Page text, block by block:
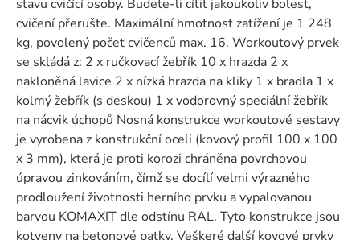
stavu cvičící osoby. Budete-li cítit jakoukoliv bolest,
cvičení přerušte. Maximální hmotnost zatížení je 1 248
kg, povolený počet cvičenců max. 16. Workoutový prvek
se skládá z: 2 x ručkovací žebřík 10 x hrazda 2 x
nakloněná lavice 2 x nízká hrazda na kliky 1 x bradla 1 x
kolmý žebřík (s deskou) 1 x vodorovný speciální žebřík
na nácvik úchopů Nosná konstrukce workoutové sestavy
je vyrobena z konstrukční oceli (kovový profil 100 x 100
x 3 mm), která je proti korozi chráněna povrchovou
úpravou zinkováním, čímž se docílí velmi výrazného
prodloužení životnosti herního prvku a vypalovanou
barvou KOMAXIT dle odstínu RAL. Tyto konstrukce jsou
kotveny na betonové patky. Veškeré další kovové prvky